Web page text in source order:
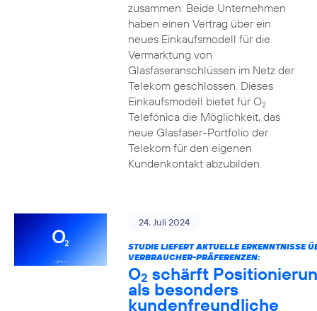
zusammen. Beide Unternehmen
haben einen Vertrag über ein
neues Einkaufsmodell für die
Vermarktung von
Glasfaseranschlüssen im Netz der
Telekom geschlossen. Dieses
Einkaufsmodell bietet für O2
Telefónica die Möglichkeit, das
neue Glasfaser-Portfolio der
Telekom für den eigenen
Kundenkontakt abzubilden.
24. Juli 2024
STUDIE LIEFERT AKTUELLE ERKENNTNISSE
VERBRAUCHER-PRÄFERENZEN:
O2 schärft
als besonders
kundenfreundliche